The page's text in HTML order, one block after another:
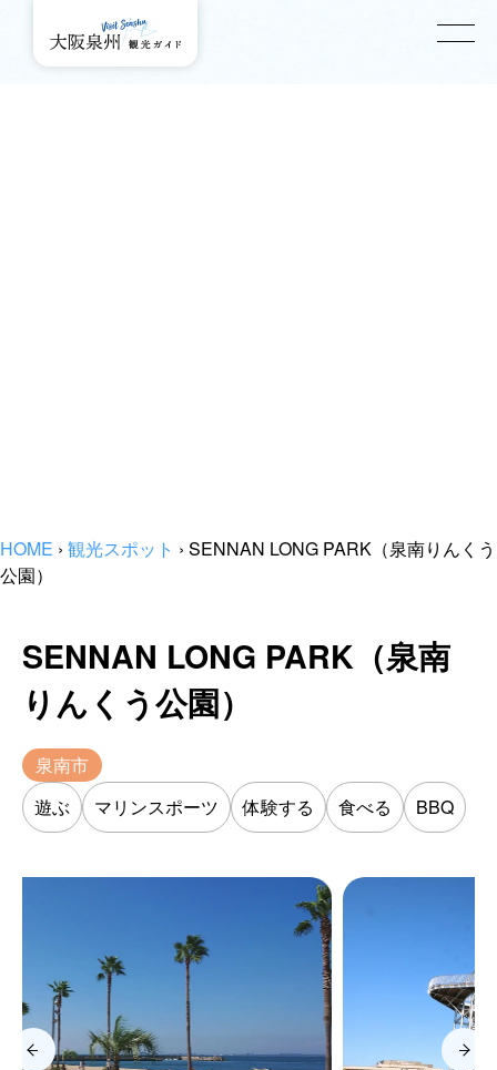
HOME › 観光スポット › SENNAN LONG PARK（泉南りんくう
公園）
SENNAN LONG PARK（泉南
りんくう公園）
泉南市
遊ぶ
マリンスポーツ 体験する 食べる BBQ